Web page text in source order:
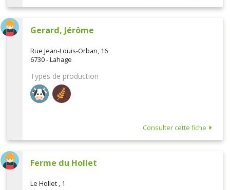
Gerard, Jérôme
Rue Jean-Louis-Orban, 16
6730 - Lahage
Types de production
Consulter cette fiche
Ferme du Hollet
Le Hollet , 1